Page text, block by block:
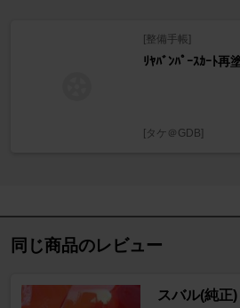
[整備手帳]
ﾘﾔﾊﾞﾝﾊﾟｰｽｶｰﾄ再
[タケ＠GDB]
同じ商品のレビュー
スバル(純正